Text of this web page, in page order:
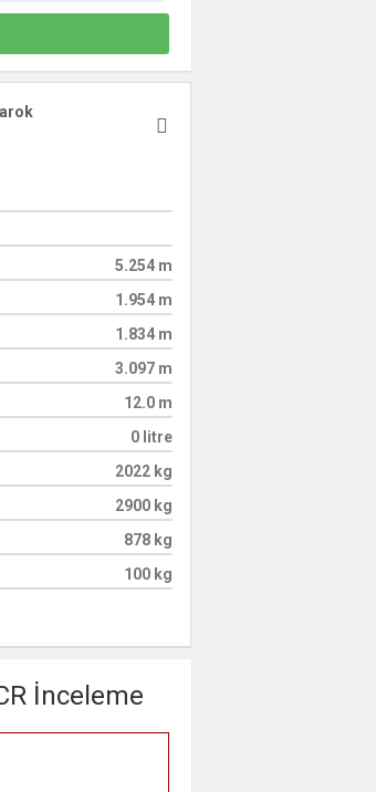
5.254 m
1.954 m
1.834 m
3.097 m
12.0 m
0 litre
2022 kg
2900 kg
878 kg
100 kg
İnceleme